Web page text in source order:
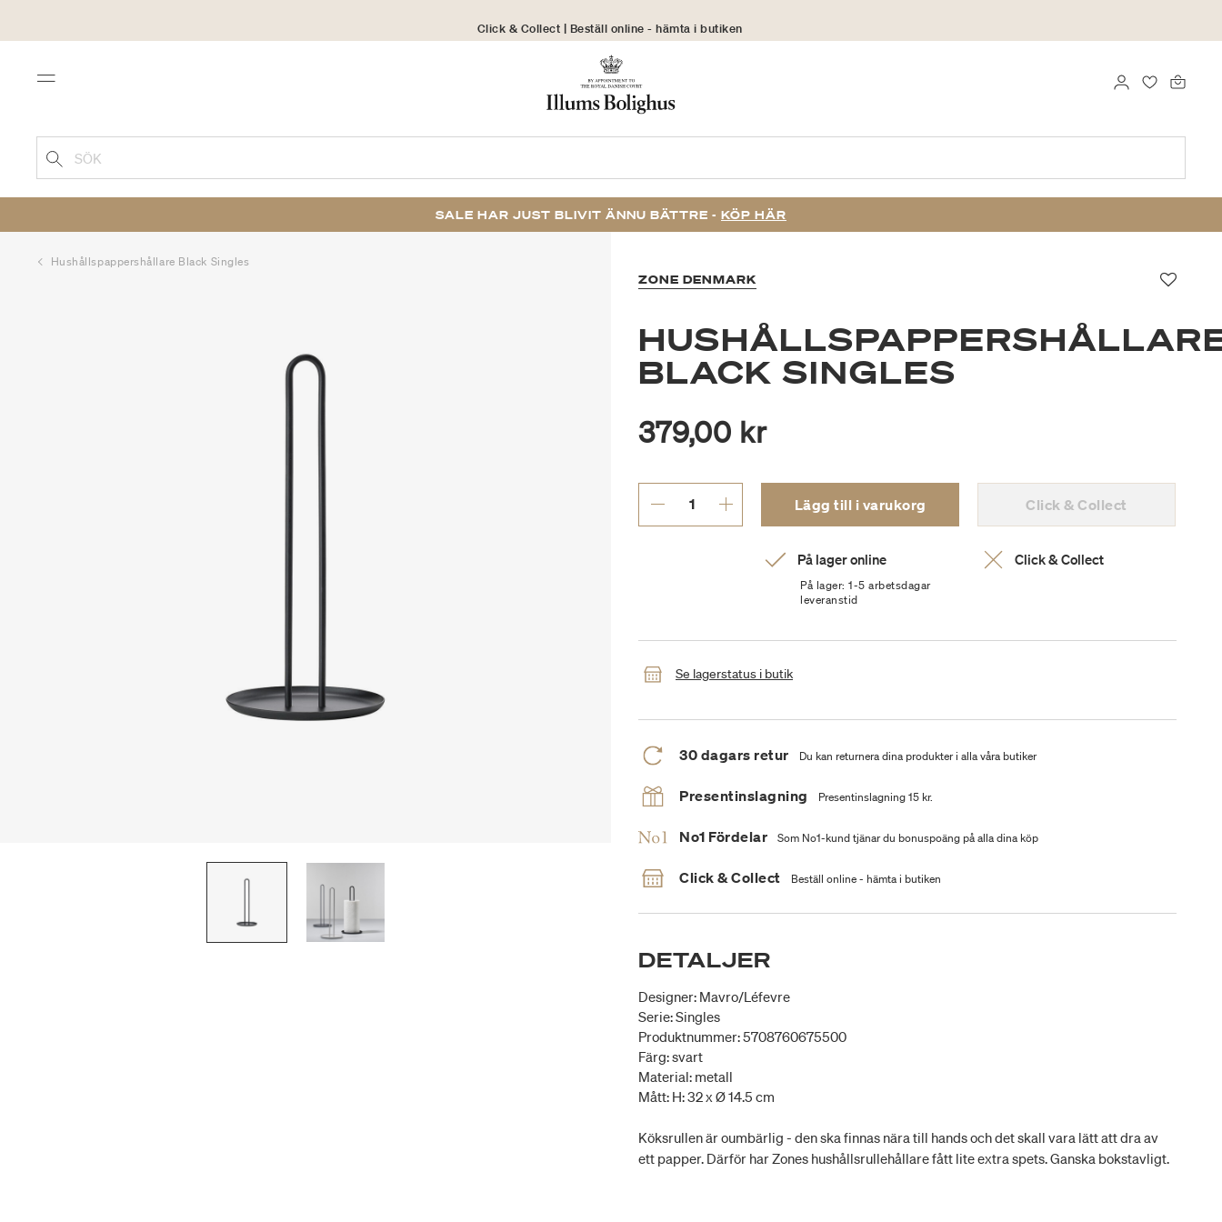
Click & Collect | Beställ online - hämta i butiken
30 dagars returrätt
Menu FAVORITER
LOGGA IN
SÖK
SALE HAR JUST BLIVIT ÄNNU BÄTTRE - KÖP HÄR
Hushållspappershållare Black Singles
ZONE DENMARK
BLACK SINGLES
379,00 kr
Lägg till i varukorg Click & Collect
På lager online
På lager: 1-5 arbetsdagar
leveranstid
Click & Collect
Se lagerstatus i butik
30 dagars retur Du kan returnera dina produkter i alla våra butiker
Presentinslagning Presentinslagning 15 kr.
No1 Fördelar Som No1-kund tjänar du bonuspoäng på alla dina köp
Click & Collect Beställ online - hämta i butiken
DETALJER
Designer: Mavro/Léfevre
Serie: Singles
Produktnummer: 5708760675500
Färg: svart
Material: metall
Mått: H: 32 x Ø 14.5 cm
Köksrullen är oumbärlig - den ska finnas nära till hands och det skall vara lätt att dra av
ett papper. Därför har Zones hushållsrullehållare fått lite extra spets. Ganska bokstavligt.